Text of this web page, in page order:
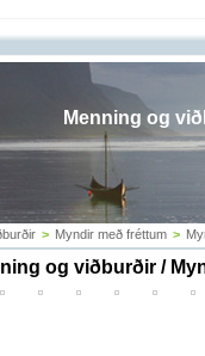
> Myndir með fréttum >
og viðburðir /
Menning og